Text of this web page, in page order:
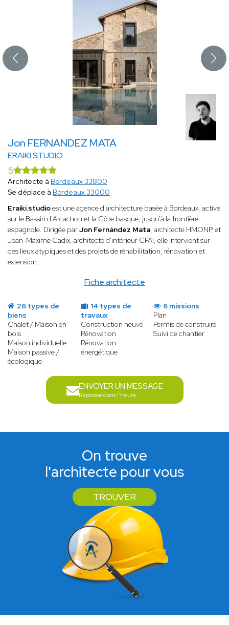
Jon FERNANDEZ MATA
ERAIKI STUDIO
Fiche architecte
5
Architecte à Bordeaux 33800
Se déplace à Bordeaux 33000
Eraiki.studioest une agence d'architecture basée à Bordeaux, active
sur le Bassin d'Arcachon et la Côte basque, jusqu'à la frontière
espagnole. Dirigée parJon Fernández Mata, architecte HMONP, et
Jean-Maxime Cadix, architecte d'intérieur CFAI, elle intervient sur
des lieux atypiques et des projets de réhabilitation, rénovation et
extension.
26 types de
biens
Chalet / Maison en
bois
Maison individuelle
Maison passive /
écologique
14 types de
travaux
Construction neuve
Rénovation
Rénovation
énergétique
6 missions
Plan
Permis de construire
Suivi de chantier
ENVOYER UN MESSAGE
Réponse dans l'heure
On trouve
l'architecte pour vous
TROUVER